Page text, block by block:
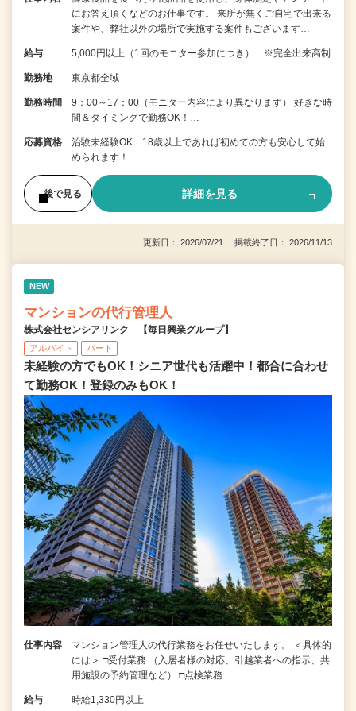
にお答え頂くなどのお仕事です。 来所が無くご自宅で出来る
案件や、弊社以外の場所で実施する案件もございます…
給与 5,000円以上（1回のモニター参加につき） ※完全出来高制
勤務地 東京都全域
勤務時間
9：00～17：00（モニター内容により異なります） 好きな時
間＆タイミングで勤務OK！…
応募資格
治験未経験OK 18歳以上であれば初めての方も安心して始
められます！
後で見る 詳細を見る
更新日： 2026/07/21 掲載終了日： 2026/11/13
NEW
マンションの代行管理人
株式会社センシアリンク 【毎日興業グループ】
アルバイト パート
未経験の方でもOK！シニア世代も活躍中！都合に合わせ
て勤務OK！登録のみもOK！
仕事内容
マンション管理人の代行業務をお任せいたします。 ＜具体的
には＞ □受付業務 （入居者様の対応、引越業者への指示、共
用施設の予約管理など） □点検業務…
給与 時給1,330円以上